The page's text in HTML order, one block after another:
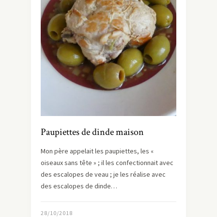
Paupiettes de dinde maison
Mon père appelait les paupiettes, les «
oiseaux sans tête » ; il les confectionnait avec
des escalopes de veau ; je les réalise avec
des escalopes de dinde…
28/10/2018